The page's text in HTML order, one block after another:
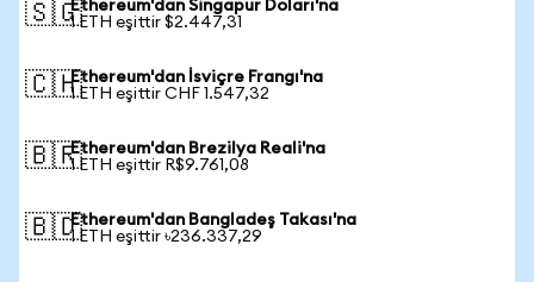
🇸🇬Ethereum'dan Singapur Doları'na
1 ETH eşittir $2.447,31
🇨🇭Ethereum'dan İsviçre Frangı'na
1 ETH eşittir CHF 1.547,32
🇧🇷Ethereum'dan Brezilya Reali'na
1 ETH eşittir R$9.761,08
🇧🇩Ethereum'dan Bangladeş Takası'na
1 ETH eşittir ৳236.337,29